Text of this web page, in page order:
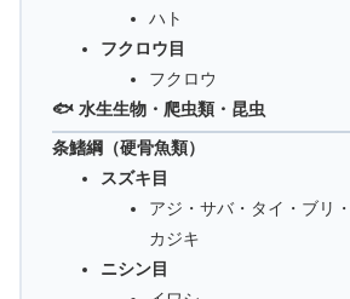
ハト
フクロウ目
フクロウ
🐟 水生生物・爬虫類・昆虫
条鰭綱（硬骨魚類）
スズキ目
アジ・サバ・タイ・ブリ
カジキ
ニシン目